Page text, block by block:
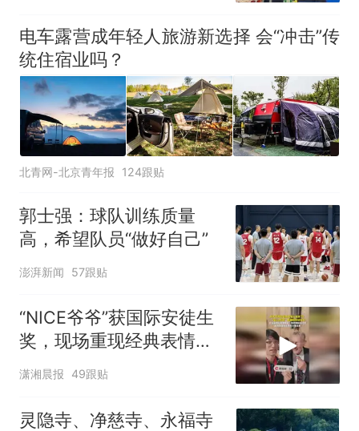
电车露营成年轻人旅游新选择 会“冲击”传
统住宿业吗？
北青网-北京青年报 124跟贴
郭士强：球队训练质量
高，希望队员“做好自己”
澎湃新闻 57跟贴
“NICE爷爷”获国际安徒生
奖，现场重现经典表情
包，向中国粉丝问好
潇湘晨报 49跟贴
灵隐寺、净慈寺、永福寺